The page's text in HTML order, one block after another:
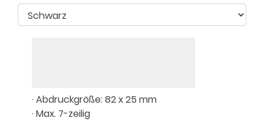
· Abdruckgröße: 82 x 25 mm
· Max. 7-zeilig